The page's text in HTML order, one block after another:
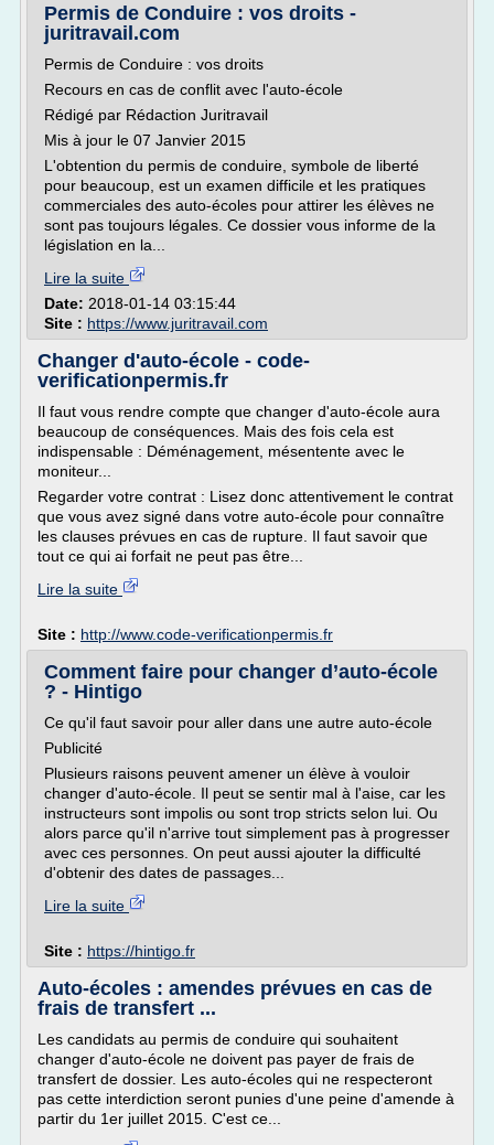
Permis de Conduire : vos droits -
juritravail.com
Permis de Conduire : vos droits
Recours en cas de conflit avec l'auto-école
Rédigé par Rédaction Juritravail
Mis à jour le 07 Janvier 2015
L'obtention du permis de conduire, symbole de liberté
pour beaucoup, est un examen difficile et les pratiques
commerciales des auto-écoles pour attirer les élèves ne
sont pas toujours légales. Ce dossier vous informe de la
législation en la...
Lire la suite
Date: 2018-01-14 03:15:44
Site : https://www.juritravail.com
Changer d'auto-école - code-
verificationpermis.fr
Il faut vous rendre compte que changer d'auto-école aura
beaucoup de conséquences. Mais des fois cela est
indispensable : Déménagement, mésentente avec le
moniteur...
Regarder votre contrat : Lisez donc attentivement le contrat
que vous avez signé dans votre auto-école pour connaître
les clauses prévues en cas de rupture. Il faut savoir que
tout ce qui ai forfait ne peut pas être...
Lire la suite
Site : http://www.code-verificationpermis.fr
Comment faire pour changer d’auto-école
? - Hintigo
Ce qu'il faut savoir pour aller dans une autre auto-école
Publicité
Plusieurs raisons peuvent amener un élève à vouloir
changer d'auto-école. Il peut se sentir mal à l'aise, car les
instructeurs sont impolis ou sont trop stricts selon lui. Ou
alors parce qu'il n'arrive tout simplement pas à progresser
avec ces personnes. On peut aussi ajouter la difficulté
d'obtenir des dates de passages...
Lire la suite
Site : https://hintigo.fr
Auto-écoles : amendes prévues en cas de
frais de transfert ...
Les candidats au permis de conduire qui souhaitent
changer d'auto-école ne doivent pas payer de frais de
transfert de dossier. Les auto-écoles qui ne respecteront
pas cette interdiction seront punies d'une peine d'amende à
partir du 1er juillet 2015. C'est ce...